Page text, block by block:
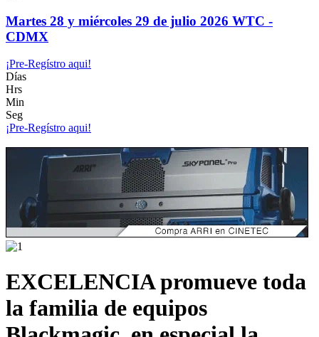
Martes 28 y miércoles 29 de julio 2026 WTC -
CDMX
¡Pre-Regístro aqui!
Días
Hrs
Min
Seg
¡Pre-Regístro aqui!
EXCELENCIA promueve toda
la familia de equipos